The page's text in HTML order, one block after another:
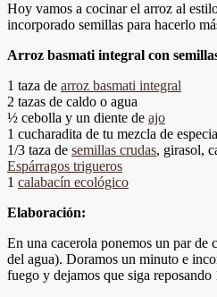
Hoy vamos a cocinar el arroz al
incorporado semillas para hacerlo
Arroz basmati integral con
1 taza de arroz basmati integral
2 tazas de caldo o agua
½ cebolla y un diente de ajo
1 cucharadita de tu mezcla de
1/3 taza de semillas crudas, girasol,
Espárragos trigueros
1 calabacín ecológico
Elaboración:
En una cacerola ponemos un par de
del agua). Doramos un minuto e
fuego y dejamos que siga reposando